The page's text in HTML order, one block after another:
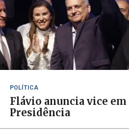
POLÍTICA
Flávio anuncia vice em
Presidência